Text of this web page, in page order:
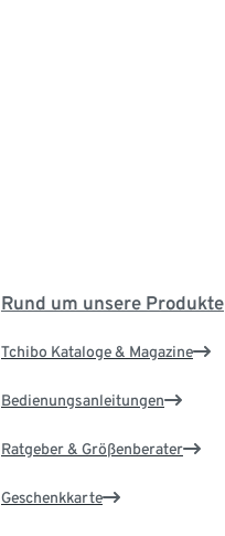
Rund um unsere Produkte
Tchibo Kataloge & Magazine
Bedienungsanleitungen
Ratgeber & Größenberater
Geschenkkarte